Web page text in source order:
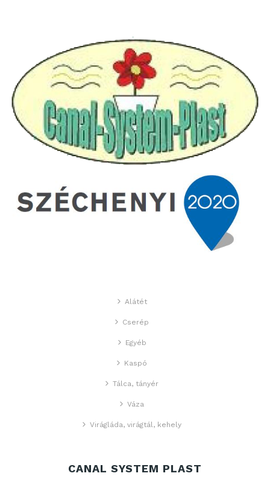
Alátét
Cserép
Egyéb
Kaspó
Tálca, tányér
Váza
Virágláda, virágtál, kehely
CANAL SYSTEM PLAST